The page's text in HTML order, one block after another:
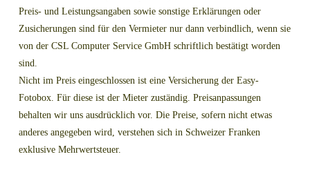
Preis- und Leistungsangaben sowie sonstige Erklärungen oder
Zusicherungen sind für den Vermieter nur dann verbindlich, wenn sie
von der CSL Computer Service GmbH schriftlich bestätigt worden
sind.
Nicht im Preis eingeschlossen ist eine Versicherung der Easy-
Fotobox. Für diese ist der Mieter zuständig. Preisanpassungen
behalten wir uns ausdrücklich vor. Die Preise, sofern nicht etwas
anderes angegeben wird, verstehen sich in Schweizer Franken
exklusive Mehrwertsteuer.